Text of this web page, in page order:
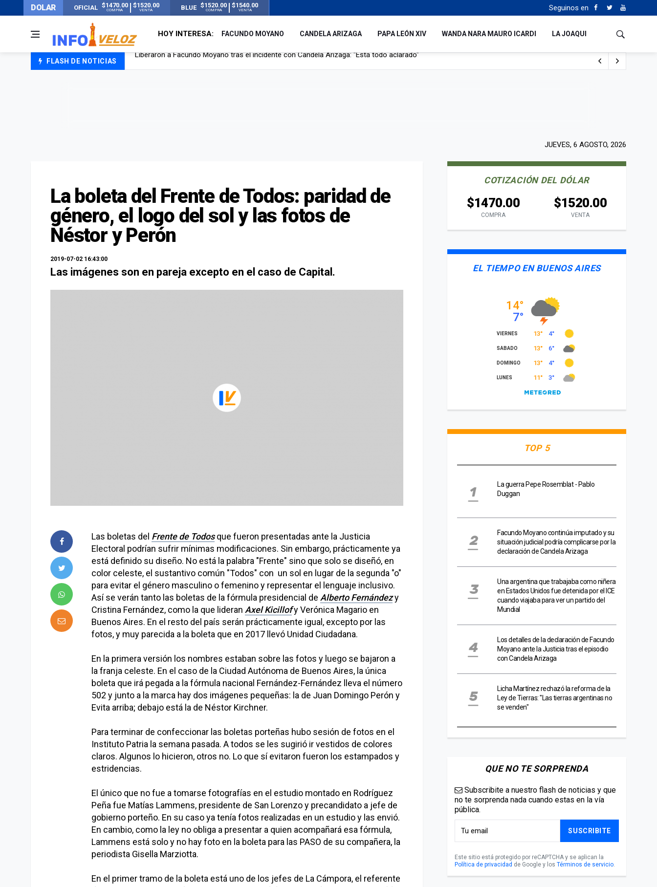
DOLAR OFICIAL $1470.00
COMPRA
$1520.00
VENTA BLUE $1520.00
COMPRA
$1540.00
VENTA Seguinos en
HOY INTERESA: FACUNDO MOYANO CANDELA ARIZAGA PAPA LEÓN XIV WANDA NARA MAURO ICARDI LA JOAQUI
FLASH DE NOTICIAS
Tensión diplomática: Brasil no enviará a su embajador a Buenos Aires tras el conflicto de Javier Milei y Lula da Silva
JUEVES, 6 AGOSTO, 2026
La boleta del Frente de Todos: paridad de
género, el logo del sol y las fotos de
Néstor y Perón
2019-07-02 16:43:00
Las imágenes son en pareja excepto en el caso de Capital.
Las boletas del Frente de Todosque fueron presentadas ante la Justicia
Electoral podrían sufrir mínimas modificaciones. Sin embargo, prácticamente ya
está definido su diseño. No está la palabra "Frente" sino que solo se diseñó, en
color celeste, el sustantivo común "Todos" con un sol en lugar de la segunda "o"
para evitar el género masculino o femenino y representar el lenguaje inclusivo.
Así se verán tanto las boletas de la fórmula presidencial de Alberto Fernándezy
Cristina Fernández, como la que lideran Axel Kicillofy Verónica Magario en
Buenos Aires. En el resto del país serán prácticamente igual, excepto por las
fotos, y muy parecida a la boleta que en 2017 llevó Unidad Ciudadana.
En la primera versión los nombres estaban sobre las fotos y luego se bajaron a
la franja celeste. En el caso de la Ciudad Autónoma de Buenos Aires, la única
boleta que irá pegada a la fórmula nacional Fernández-Fernández lleva el número
502 y junto a la marca hay dos imágenes pequeñas: la de Juan Domingo Perón y
Evita arriba; debajo está la de Néstor Kirchner.
Para terminar de confeccionar las boletas porteñas hubo sesión de fotos en el
Instituto Patria la semana pasada. A todos se les sugirió ir vestidos de colores
claros. Algunos lo hicieron, otros no. Lo que sí evitaron fueron los estampados y
estridencias.
El único que no fue a tomarse fotografías en el estudio montado en Rodríguez
Peña fue Matías Lammens, presidente de San Lorenzo y precandidato a jefe de
gobierno porteño. En su caso ya tenía fotos realizadas en un estudio y las envió.
En cambio, como la ley no obliga a presentar a quien acompañará esa fórmula,
Lammens está solo y no hay foto en la boleta para las PASO de su compañera, la
periodista Gisella Marziotta.
En el primer tramo de la boleta está uno de los jefes de La Cámpora, el referente
COTIZACIÓN DEL DÓLAR
$1470.00
COMPRA
$1520.00
VENTA
EL TIEMPO EN BUENOS AIRES
TOP 5
La guerra Pepe Rosemblat - Pablo
Duggan
Facundo Moyano continúa imputado y su
situación judicial podría complicarse por la
declaración de Candela Arizaga
Una argentina que trabajaba como niñera
en Estados Unidos fue detenida por el ICE
cuando viajaba para ver un partido del
Mundial
Los detalles de la declaración de Facundo
Moyano ante la Justicia tras el episodio
con Candela Arizaga
Licha Martínez rechazó la reforma de la
Ley de Tierras: "Las tierras argentinas no
se venden"
QUE NO TE SORPRENDA
Subscribite a nuestro flash de noticias y que
no te sorprenda nada cuando estas en la vía
pública.
SUSCRIBITE
Este sitio está protegido por reCAPTCHA y se aplican la
Política de privacidad de Google y los Términos de servicio.